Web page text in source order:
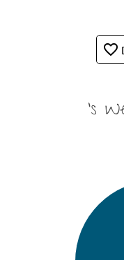
favorite_border
's